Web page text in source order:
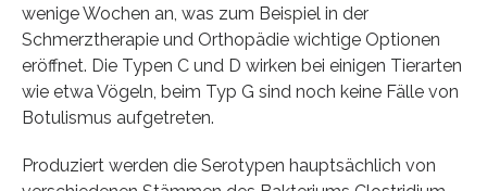
wenige Wochen an, was zum Beispiel in der
Schmerztherapie und Orthopädie wichtige Optionen
eröffnet. Die Typen C und D wirken bei einigen Tierarten
wie etwa Vögeln, beim Typ G sind noch keine Fälle von
Botulismus aufgetreten.
Produziert werden die Serotypen hauptsächlich von